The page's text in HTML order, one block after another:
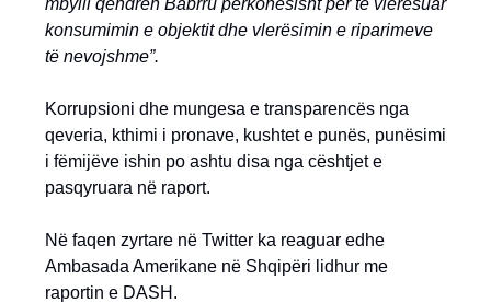
mbylli qendrën Babrru përkohësisht për të vlerësuar
konsumimin e objektit dhe vlerësimin e riparimeve
të nevojshme”.
Korrupsioni dhe mungesa e transparencës nga
qeveria, kthimi i pronave, kushtet e punës, punësimi
i fëmijëve ishin po ashtu disa nga cështjet e
pasqyruara në raport.
Në faqen zyrtare në Twitter ka reaguar edhe
Ambasada Amerikane në Shqipëri lidhur me
raportin e DASH.